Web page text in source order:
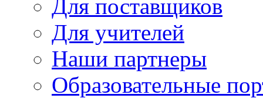
Для поставщиков
Для учителей
Наши партнеры
Образовательные